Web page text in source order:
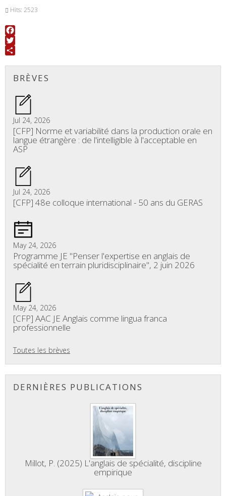
Hits: 2523
Facebook
Twitter
BRÈVES
Jul 24, 2026
[CFP] Norme et variabilité dans la production orale en
langue étrangère : de l'intelligible à l'acceptable en
ASP
Jul 24, 2026
[CFP] 48e colloque international - 50 ans du GERAS
May 24, 2026
Programme JE "Penser l'expertise en anglais de
spécialité en terrain pluridisciplinaire", 2 juin 2026
May 24, 2026
[CFP] AAC JE Anglais comme lingua franca
professionnelle
Toutes les brèves
DERNIÈRES PUBLICATIONS
Millot, P. (2025) L'anglais de spécialité, discipline
empirique